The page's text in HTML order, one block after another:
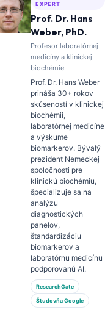
EXPERT
Prof. Dr. Hans
Weber, PhD.
Profesor laboratórnej
medicíny a klinickej
biochémie
Prof. Dr. Hans Weber
prináša 30+ rokov
skúseností v klinickej
biochémii,
laboratórnej medicíne
a výskume
biomarkerov. Bývalý
prezident Nemeckej
spoločnosti pre
klinickú biochémiu,
špecializuje sa na
analýzu
diagnostických
panelov,
štandardizáciu
biomarkerov a
laboratórnu medicínu
podporovanú AI.
ResearchGate
Študovňa Google